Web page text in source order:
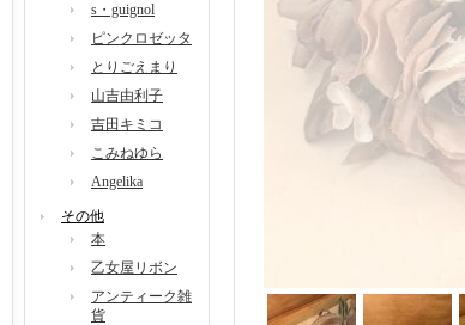
s・guignol
ピンクロゼッタ
とりごえまり
山吉由利子
吉田キミコ
こみねゆら
Angelika
その他
本
乙女屋リボン
アンティーク雑
貨